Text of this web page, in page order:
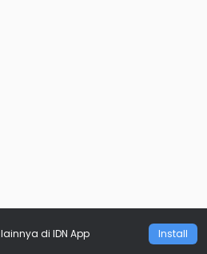
lainnya di IDN App Install